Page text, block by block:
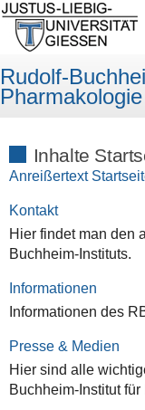
Rudolf-
Pharmakologie
Inhalte
Anreißertext
Kontakt
Hier findet man den
Buchheim-Instituts.
Informationen
Informationen des
Presse & Medien
Hier sind alle
Buchheim-Institut